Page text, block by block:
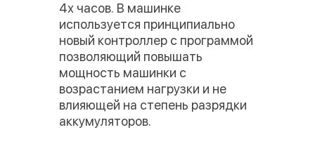
4х часов. В машинке
используется принципиально
новый контроллер с программой
позволяющий повышать
мощность машинки с
возрастанием нагрузки и не
влияющей на степень разрядки
аккумуляторов.